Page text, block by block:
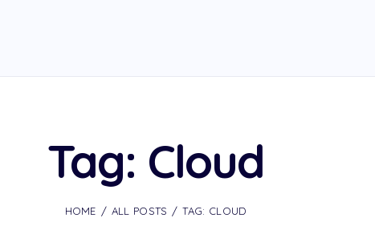
Tag: Cloud
HOME ALL POSTS TAG: CLOUD